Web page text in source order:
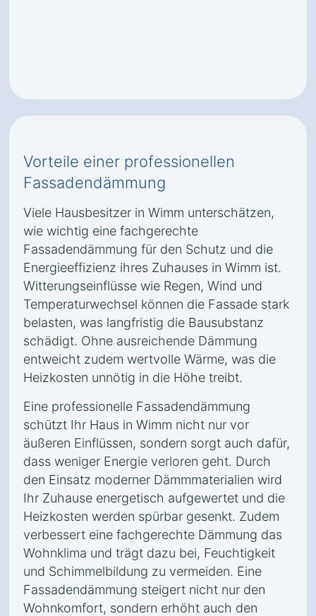
Vorteile einer professionellen
Fassadendämmung
Viele Hausbesitzer in Wimm unterschätzen,
wie wichtig eine fachgerechte
Fassadendämmung für den Schutz und die
Energieeffizienz ihres Zuhauses in Wimm ist.
Witterungseinflüsse wie Regen, Wind und
Temperaturwechsel können die Fassade stark
belasten, was langfristig die Bausubstanz
schädigt. Ohne ausreichende Dämmung
entweicht zudem wertvolle Wärme, was die
Heizkosten unnötig in die Höhe treibt.
Eine professionelle Fassadendämmung
schützt Ihr Haus in Wimm nicht nur vor
äußeren Einflüssen, sondern sorgt auch dafür,
dass weniger Energie verloren geht. Durch
den Einsatz moderner Dämmmaterialien wird
Ihr Zuhause energetisch aufgewertet und die
Heizkosten werden spürbar gesenkt. Zudem
verbessert eine fachgerechte Dämmung das
Wohnklima und trägt dazu bei, Feuchtigkeit
und Schimmelbildung zu vermeiden. Eine
Fassadendämmung steigert nicht nur den
Wohnkomfort, sondern erhöht auch den